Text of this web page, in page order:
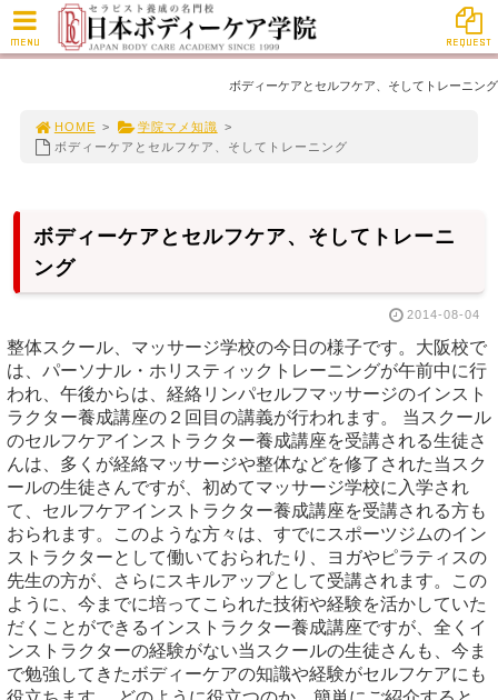
ボディーケアとセルフケア、そしてトレーニング
HOME > 学院マメ知識
>
ボディーケアとセルフケア、そしてトレーニング
ボディーケアとセルフケア、そしてトレーニ
ング
2014-08-04
整体スクール、マッサージ学校の今日の様子です。大阪校で
は、パーソナル・ホリスティックトレーニングが午前中に行
われ、午後からは、経絡リンパセルフマッサージのインスト
ラクター養成講座の２回目の講義が行われます。 当スクール
のセルフケアインストラクター養成講座を受講される生徒さ
んは、多くが経絡マッサージや整体などを修了された当スク
ールの生徒さんですが、初めてマッサージ学校に入学され
て、セルフケアインストラクター養成講座を受講される方も
おられます。このような方々は、すでにスポーツジムのイン
ストラクターとして働いておられたり、ヨガやピラティスの
先生の方が、さらにスキルアップとして受講されます。この
ように、今までに培ってこられた技術や経験を活かしていた
だくことができるインストラクター養成講座ですが、全くイ
ンストラクターの経験がない当スクールの生徒さんも、今ま
で勉強してきたボディーケアの知識や経験がセルフケアにも
MENU REQUEST